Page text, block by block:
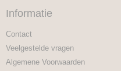
Informatie
Contact
Veelgestelde vragen
Algemene Voorwaarden